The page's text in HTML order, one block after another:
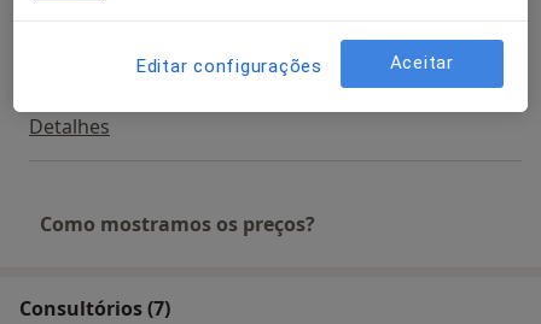
Primeira consulta Terapias Complementares e
Detalhes
Como mostramos os preços?
Consultórios (7)
Editar configurações Aceitar